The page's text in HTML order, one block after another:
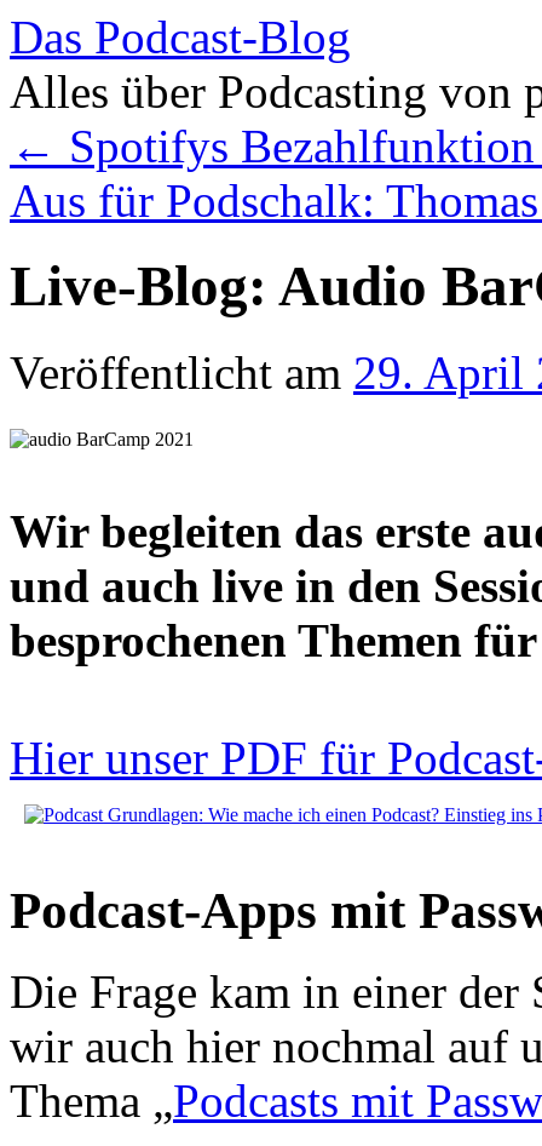
Das Podcast-Blog
Alles über Podcasting von
Inhalt
springen
← Spotifys
Aus für Podschalk:
Live-Blog: Audio
Veröffentlicht am 29. April
Wir begleiten das erste
und auch live in den
besprochenen Themen
Hier unser PDF für
Podcast-Apps mit
Die Frage kam in einer der
wir auch hier nochmal auf
Thema „Podcasts mit